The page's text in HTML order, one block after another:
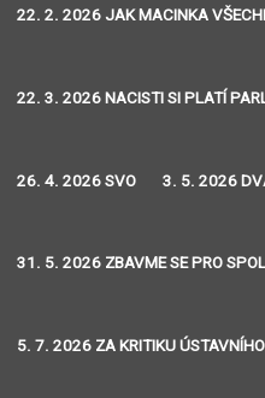
22. 2. 2026 JAK MACINKA
22. 3. 2026 NACISTI SI PLATÍ
26. 4. 2026 SVO 3. 5. 2026
31. 5. 2026 ZBAVME SE PRO
5. 7. 2026 ZA KRITIKU